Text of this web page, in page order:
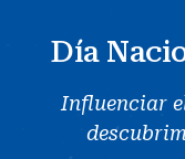
Día
Influenciar